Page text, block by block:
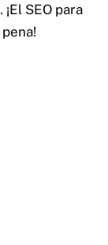
SEO para